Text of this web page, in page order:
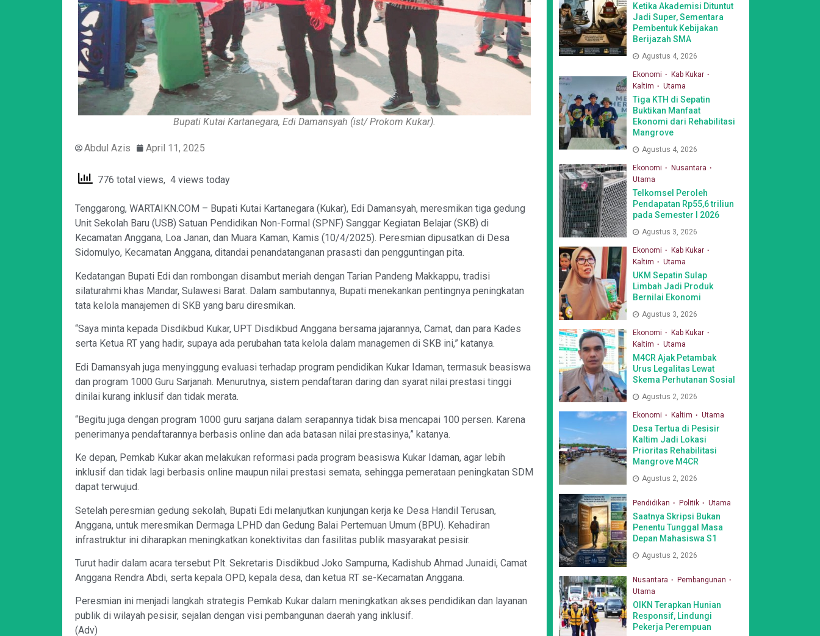
Bupati Kutai Kartanegara, Edi Damansyah (ist/ Prokom Kukar).
Abdul Azis April 11, 2025
776 total views, 4 views today
Tenggarong, WARTAIKN.COM – Bupati Kutai Kartanegara (Kukar), Edi Damansyah, meresmikan tiga gedung
Unit Sekolah Baru (USB) Satuan Pendidikan Non-Formal (SPNF) Sanggar Kegiatan Belajar (SKB) di
Kecamatan Anggana, Loa Janan, dan Muara Kaman, Kamis (10/4/2025). Peresmian dipusatkan di Desa
Sidomulyo, Kecamatan Anggana, ditandai penandatanganan prasasti dan pengguntingan pita.
Kedatangan Bupati Edi dan rombongan disambut meriah dengan Tarian Pandeng Makkappu, tradisi
silaturahmi khas Mandar, Sulawesi Barat. Dalam sambutannya, Bupati menekankan pentingnya peningkatan
tata kelola manajemen di SKB yang baru diresmikan.
“Saya minta kepada Disdikbud Kukar, UPT Disdikbud Anggana bersama jajarannya, Camat, dan para Kades
serta Ketua RT yang hadir, supaya ada perubahan tata kelola dalam managemen di SKB ini,” katanya.
Edi Damansyah juga menyinggung evaluasi terhadap program pendidikan Kukar Idaman, termasuk beasiswa
dan program 1000 Guru Sarjanah. Menurutnya, sistem pendaftaran daring dan syarat nilai prestasi tinggi
dinilai kurang inklusif dan tidak merata.
“Begitu juga dengan program 1000 guru sarjana dalam serapannya tidak bisa mencapai 100 persen. Karena
penerimanya pendaftarannya berbasis online dan ada batasan nilai prestasinya,” katanya.
Ke depan, Pemkab Kukar akan melakukan reformasi pada program beasiswa Kukar Idaman, agar lebih
inklusif dan tidak lagi berbasis online maupun nilai prestasi semata, sehingga pemerataan peningkatan SDM
dapat terwujud.
Setelah peresmian gedung sekolah, Bupati Edi melanjutkan kunjungan kerja ke Desa Handil Terusan,
Anggana, untuk meresmikan Dermaga LPHD dan Gedung Balai Pertemuan Umum (BPU). Kehadiran
infrastruktur ini diharapkan meningkatkan konektivitas dan fasilitas publik masyarakat pesisir.
Turut hadir dalam acara tersebut Plt. Sekretaris Disdikbud Joko Sampurna, Kadishub Ahmad Junaidi, Camat
Anggana Rendra Abdi, serta kepala OPD, kepala desa, dan ketua RT se-Kecamatan Anggana.
Peresmian ini menjadi langkah strategis Pemkab Kukar dalam meningkatkan akses pendidikan dan layanan
publik di wilayah pesisir, sejalan dengan visi pembangunan daerah yang inklusif.
(Adv)
Ketika Akademisi Dituntut
Jadi Super, Sementara
Pembentuk Kebijakan
Berijazah SMA
Agustus 4, 2026
Ekonomi
Kab Kukar
Kaltim
Utama
Tiga KTH di Sepatin
Buktikan Manfaat
Ekonomi dari Rehabilitasi
Mangrove
Agustus 4, 2026
Ekonomi
Nusantara
Utama
Telkomsel Peroleh
Pendapatan Rp55,6 triliun
pada Semester I 2026
Agustus 3, 2026
Ekonomi
Kab Kukar
Kaltim
Utama
UKM Sepatin Sulap
Limbah Jadi Produk
Bernilai Ekonomi
Agustus 3, 2026
Ekonomi
Kab Kukar
Kaltim
Utama
M4CR Ajak Petambak
Urus Legalitas Lewat
Skema Perhutanan Sosial
Agustus 2, 2026
Ekonomi Kaltim Utama
Desa Tertua di Pesisir
Kaltim Jadi Lokasi
Prioritas Rehabilitasi
Mangrove M4CR
Agustus 2, 2026
Pendidikan Politik Utama
Saatnya Skripsi Bukan
Penentu Tunggal Masa
Depan Mahasiswa S1
Agustus 2, 2026
Nusantara
Pembangunan
Utama
OIKN Terapkan Hunian
Responsif, Lindungi
Pekerja Perempuan